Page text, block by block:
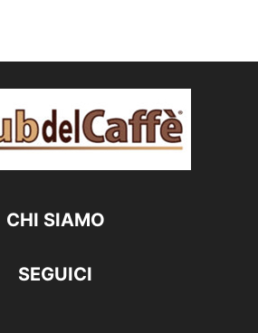
CHI SIAMO
SEGUICI